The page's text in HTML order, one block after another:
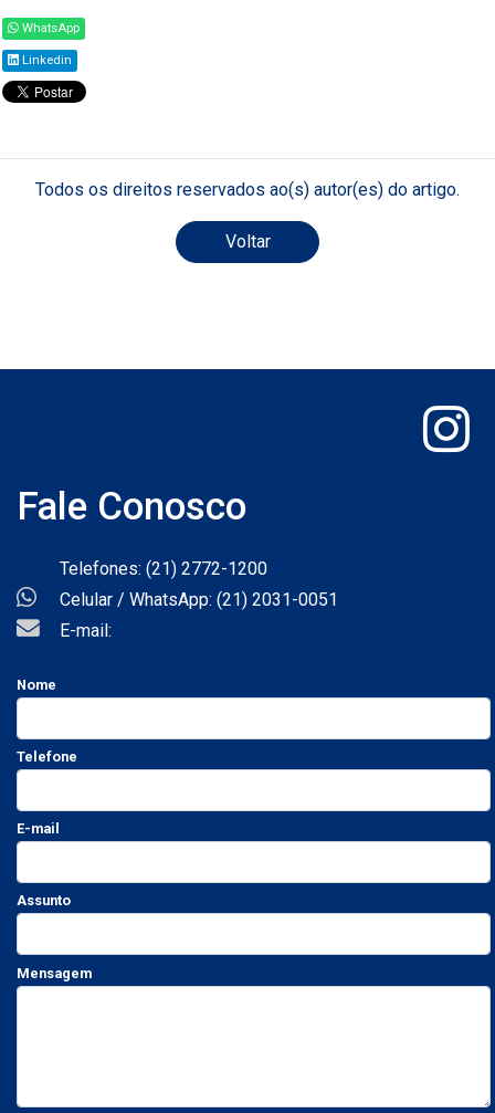
WhatsApp
Linkedin
Todos os direitos reservados ao(s) autor(es) do artigo.
Voltar
Fale Conosco
Telefones: (21) 2772-1200
Celular / WhatsApp: (21) 2031-0051
E-mail:
Nome
Telefone
E-mail
Assunto
Mensagem